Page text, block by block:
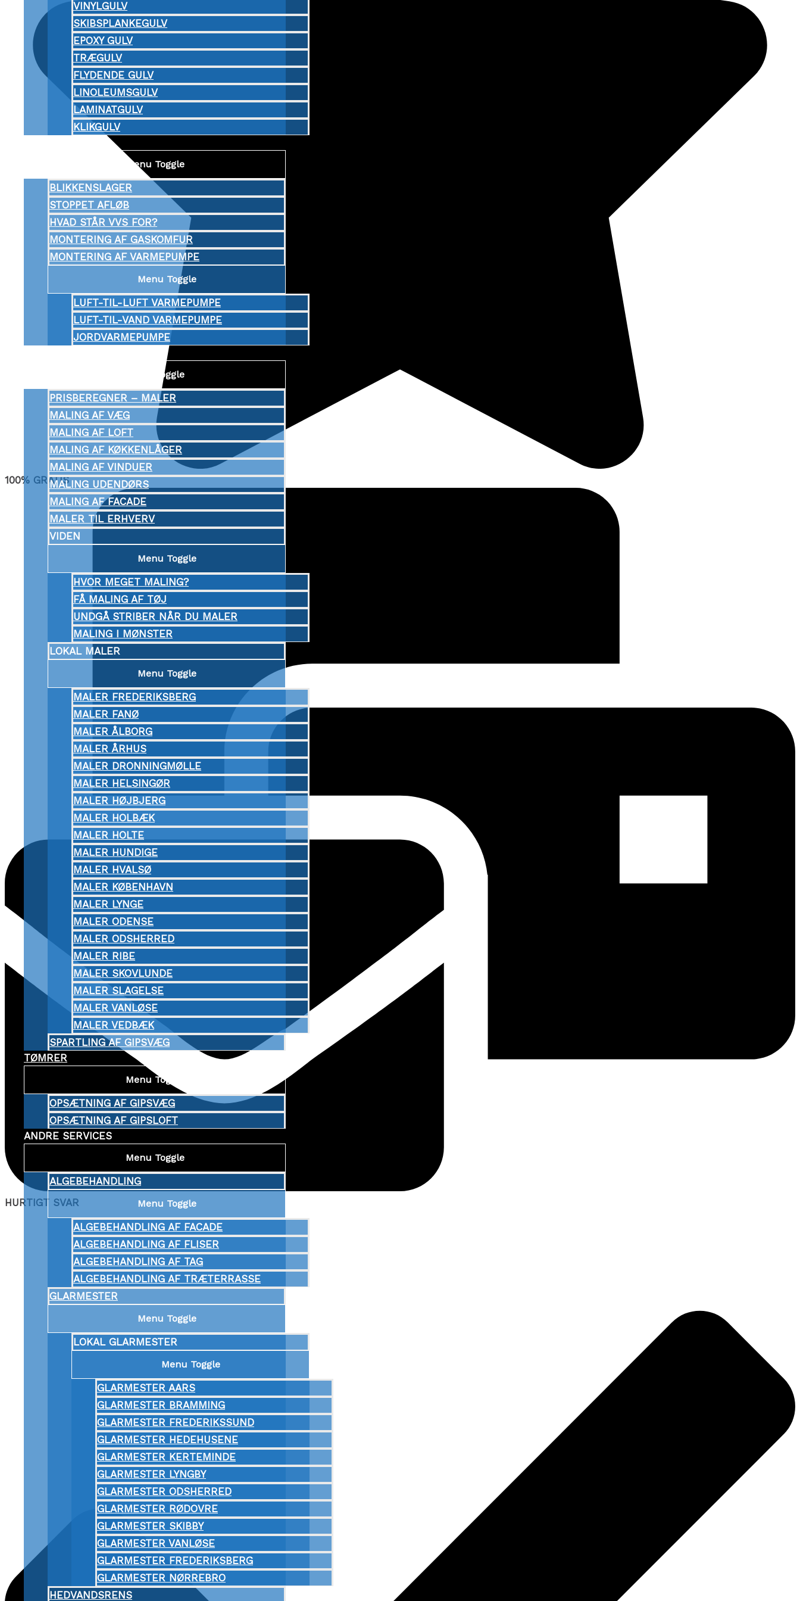
VINYLGULV
SKIBSPLANKEGULV
EPOXY GULV
TRÆGULV
FLYDENDE GULV
LINOLEUMSGULV
LAMINATGULV
KLIKGULV
Menu Toggle
BLIKKENSLAGER
STOPPET AFLØB
HVAD STÅR VVS FOR?
MONTERING AF GASKOMFUR
MONTERING AF VARMEPUMPE
Menu Toggle
LUFT-TIL-LUFT VARMEPUMPE
LUFT-TIL-VAND VARMEPUMPE
JORDVARMEPUMPE
Menu Toggle
PRISBEREGNER – MALER
MALING AF VÆG
MALING AF LOFT
MALING AF KØKKENLÅGER
MALING AF VINDUER
MALING UDENDØRS
MALING AF FACADE
MALER TIL ERHVERV
VIDEN
Menu Toggle
HVOR MEGET MALING?
FÅ MALING AF TØJ
UNDGÅ STRIBER NÅR DU MALER
MALING I MØNSTER
LOKAL MALER
Menu Toggle
MALER FREDERIKSBERG
MALER FANØ
MALER ÅLBORG
MALER ÅRHUS
MALER DRONNINGMØLLE
MALER HELSINGØR
MALER HØJBJERG
MALER HOLBÆK
MALER HOLTE
MALER HUNDIGE
MALER HVALSØ
MALER KØBENHAVN
MALER LYNGE
MALER ODENSE
MALER ODSHERRED
MALER RIBE
MALER SKOVLUNDE
MALER SLAGELSE
MALER VANLØSE
MALER VEDBÆK
SPARTLING AF GIPSVÆG
TØMRER
Menu Toggle
OPSÆTNING AF GIPSVÆG
OPSÆTNING AF GIPSLOFT
ANDRE SERVICES
Menu Toggle
ALGEBEHANDLING
Menu Toggle
ALGEBEHANDLING AF FACADE
ALGEBEHANDLING AF FLISER
ALGEBEHANDLING AF TAG
ALGEBEHANDLING AF TRÆTERRASSE
GLARMESTER
Menu Toggle
LOKAL GLARMESTER
Menu Toggle
GLARMESTER AARS
GLARMESTER BRAMMING
GLARMESTER FREDERIKSSUND
GLARMESTER HEDEHUSENE
GLARMESTER KERTEMINDE
GLARMESTER LYNGBY
GLARMESTER ODSHERRED
GLARMESTER RØDOVRE
GLARMESTER SKIBBY
GLARMESTER VANLØSE
GLARMESTER FREDERIKSBERG
GLARMESTER NØRREBRO
HEDVANDSRENS
100% GRATIS
HURTIGT SVAR